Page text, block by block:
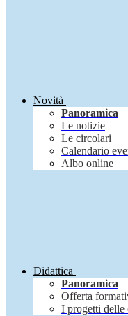
Novità
Panoramica
Le notizie
Le circolari
Calendario
Albo online
Didattica
Panoramica
Offerta
I progetti delle